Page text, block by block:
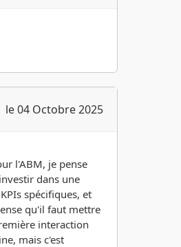
le 04 Octobre 2025
l'ABM, je pense
dans une
spécifiques, et
qu'il faut mettre
interaction
mais c'est